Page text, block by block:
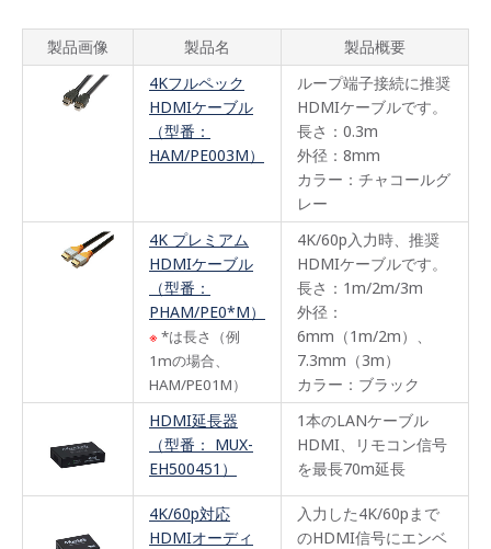
製品画像 製品名
製品概要
4Kフルペック
HDMIケーブル
（型番：
HAM/PE003M）
ループ端子接続に推奨
HDMIケーブルです。
長さ：0.3m
外径：8mm
カラー：チャコールグ
レー
4K プレミアム
HDMIケーブル
（型番：
PHAM/PE0*M）
※ *は長さ（例
1mの場合、
HAM/PE01M）
4K/60p入力時、推奨
HDMIケーブルです。
長さ：1m/2m/3m
外径：
6mm（1m/2m）、
7.3mm（3m）
カラー：ブラック
HDMI延長器
（型番： MUX-
EH500451）
1本のLANケーブル
HDMI、リモコン信号
を最長70m延長
4K/60p対応
HDMIオーディ
入力した4K/60pまで
のHDMI信号にエンベ